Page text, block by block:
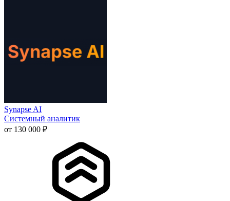
Synapse AI
Системный аналитик
от 130 000 ₽